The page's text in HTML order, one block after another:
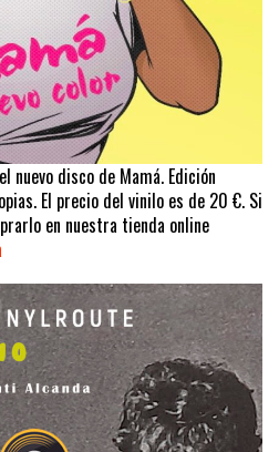
nuevo disco de Mamá. Edición
El precio del vinilo es de 20 €. Si
en nuestra tienda online